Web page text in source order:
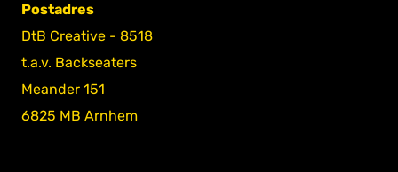
Postadres
DtB Creative - 8518
t.a.v. Backseaters
Meander 151
6825 MB Arnhem